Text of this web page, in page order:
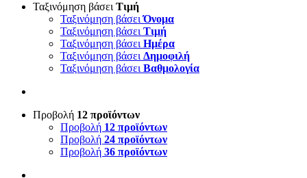
Ταξινόμηση βάσει Τιμή
Ταξινόμηση βάσειΌνομα
Ταξινόμηση βάσει Τιμή
Ταξινόμηση βάσει Ημέρα
Ταξινόμηση βάσει Δημοφιλή
Ταξινόμηση βάσει Βαθμολογία
Προβολή 12 προϊόντων
Προβολή 12 προϊόντων
Προβολή 24 προϊόντων
Προβολή 36 προϊόντων